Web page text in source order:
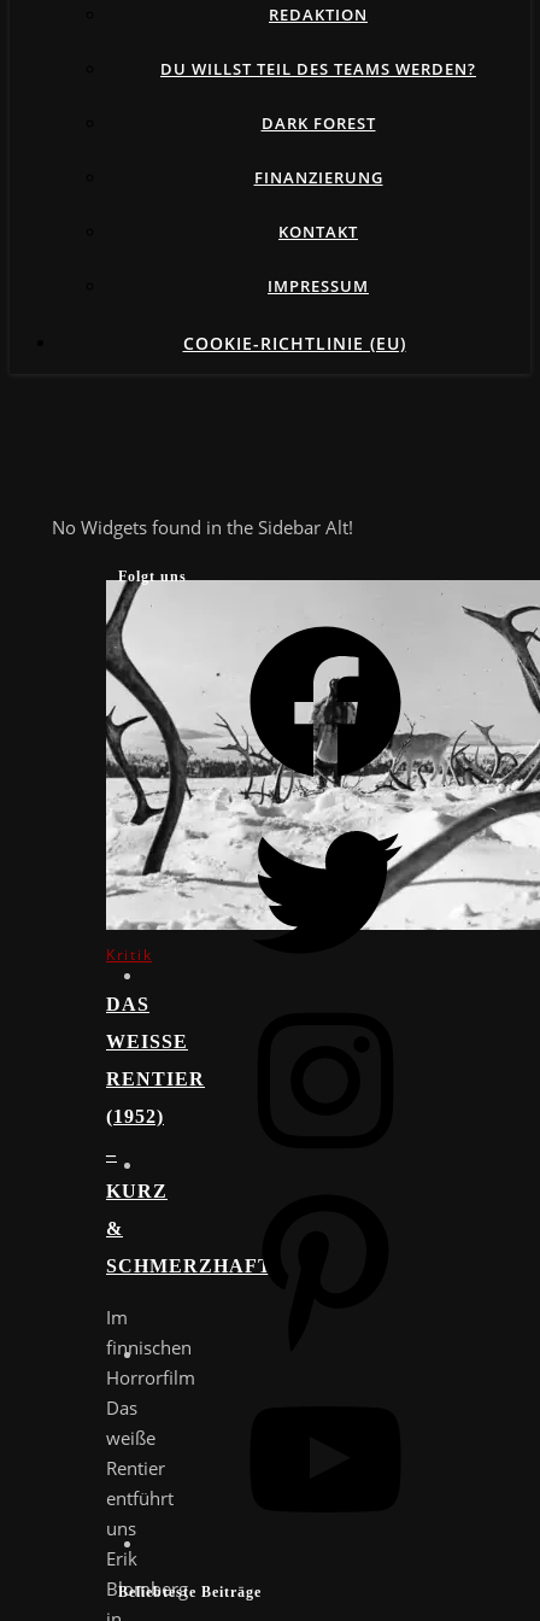
REDAKTION
DU WILLST TEIL DES TEAMS WERDEN?
DARK FOREST
FINANZIERUNG
KONTAKT
IMPRESSUM
COOKIE-RICHTLINIE (EU)
No Widgets found in the Sidebar Alt!
Kritik
DAS
WEISSE R
ENTIER (
1952) –
K
URZ &
S
CHMERZHAFT
Im
finnischen
Horrorfilm
Das
weiße
Rentier
entführt
uns
Erik
Blomberg
Folgt uns
Twitter
Instagram
Pinterest
YouTube
Beliebteste Beiträge